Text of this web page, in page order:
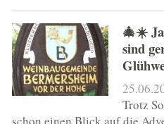
WIRTSCHAFT
1250 JAHRE
🎄☀️
sind
Trotz
schon einen Blick auf die